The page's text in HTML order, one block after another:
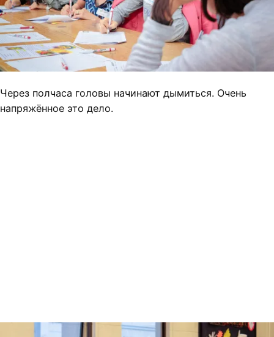
Через полчаса головы начинают дымиться. Очень
напряжённое это дело.